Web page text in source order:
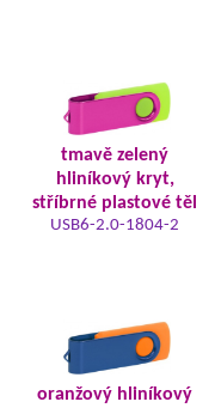
tmavě zelený
hliníkový kryt,
stříbrné plastové těl
USB6-2.0-1804-2
oranžový hliníkový